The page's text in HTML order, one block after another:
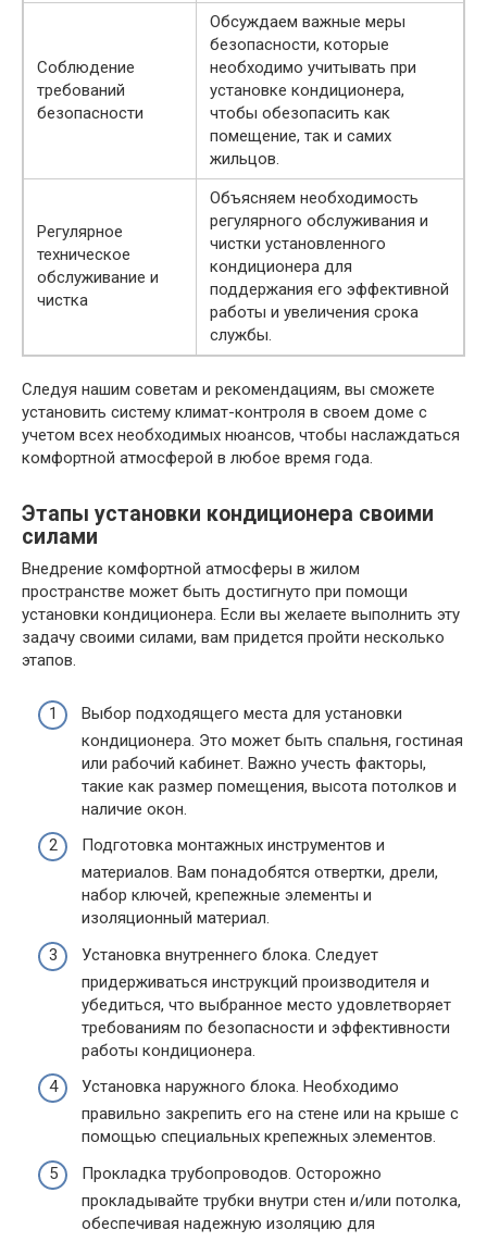
Соблюдение
требований
безопасности
Обсуждаем важные меры
безопасности, которые
необходимо учитывать при
установке кондиционера,
чтобы обезопасить как
помещение, так и самих
жильцов.
Регулярное
техническое
обслуживание и
чистка
Объясняем необходимость
регулярного обслуживания и
чистки установленного
кондиционера для
поддержания его эффективной
работы и увеличения срока
службы.
Следуя нашим советам и рекомендациям, вы сможете
установить систему климат-контроля в своем доме с
учетом всех необходимых нюансов, чтобы наслаждаться
комфортной атмосферой в любое время года.
Этапы установки кондиционера своими
силами
Внедрение комфортной атмосферы в жилом
пространстве может быть достигнуто при помощи
установки кондиционера. Если вы желаете выполнить эту
задачу своими силами, вам придется пройти несколько
этапов.
Выбор подходящего места для установки
кондиционера. Это может быть спальня, гостиная
или рабочий кабинет. Важно учесть факторы,
такие как размер помещения, высота потолков и
наличие окон.
Подготовка монтажных инструментов и
материалов. Вам понадобятся отвертки, дрели,
набор ключей, крепежные элементы и
изоляционный материал.
Установка внутреннего блока. Следует
придерживаться инструкций производителя и
убедиться, что выбранное место удовлетворяет
требованиям по безопасности и эффективности
работы кондиционера.
Установка наружного блока. Необходимо
правильно закрепить его на стене или на крыше с
помощью специальных крепежных элементов.
Прокладка трубопроводов. Осторожно
прокладывайте трубки внутри стен и/или потолка,
обеспечивая надежную изоляцию для